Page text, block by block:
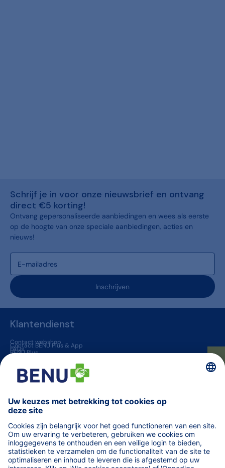
Schrijf je in voor onze nieuwsbrief en ontvang
direct €5 korting!
Ontvang gepersonaliseerde aanbiedingen en wees als eerste
op de hoogte van onze speciale aanbiedingen, acties en
nieuws!
Inschrijven
Klantendienst
Contact webshop
Contact BENU Plus & App
FAQs
BENU Plus
BENU App
BENU apotheken
Overige informatie
Blogs
Helena
TARIEVEN terugbetaalde zorg
Vind een apotheek (van wacht)
Orde der Apothekers
Code van farmaceutische plichtenleer
fagg
MINT - Zorgprofessionals
Medisch materiaal voor professionals
WeCarePro - Infosite voor zorgprofessionals
Algemene voorwaarden
★ Beoordelingen